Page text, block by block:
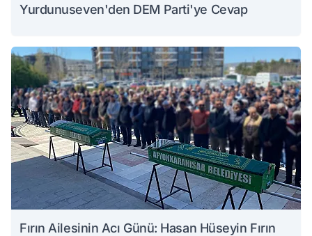
Yurdunuseven'den DEM Parti'ye Cevap
Fırın Ailesinin Acı Günü: Hasan Hüseyin Fırın